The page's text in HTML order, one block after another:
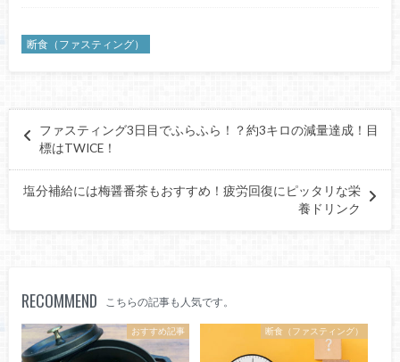
断食（ファスティング）
ファスティング3日目でふらふら！？約3キロの減量達成！目
標はTWICE！
塩分補給には梅醤番茶もおすすめ！疲労回復にピッタリな栄
養ドリンク
RECOMMEND こちらの記事も人気です。
おすすめ記事 断食（ファスティング）